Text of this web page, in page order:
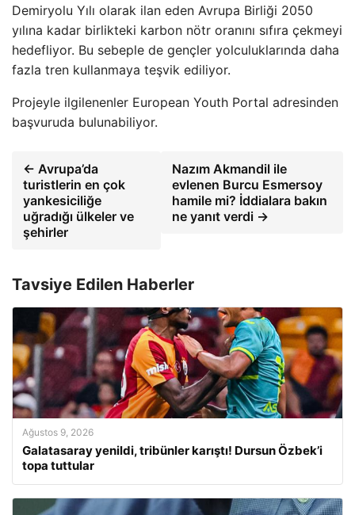
Demiryolu Yılı olarak ilan eden Avrupa Birliği 2050
yılına kadar birlikteki karbon nötr oranını sıfıra çekmeyi
hedefliyor. Bu sebeple de gençler yolculuklarında daha
fazla tren kullanmaya teşvik ediliyor.
Projeyle ilgilenenler European Youth Portal adresinden
başvuruda bulunabiliyor.
← Avrupa’da
turistlerin en çok
yankesiciliğe
uğradığı ülkeler ve
şehirler
Nazım Akmandil ile
evlenen Burcu Esmersoy
hamile mi? İddialara bakın
ne yanıt verdi →
Tavsiye Edilen Haberler
Ağustos 9, 2026
Galatasaray yenildi, tribünler karıştı! Dursun Özbek’i
topa tuttular